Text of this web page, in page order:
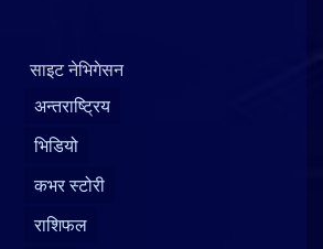
साइट नेभिगेसन
अन्तराष्ट्रिय
भिडियो
कभर स्टोरी
राशिफल